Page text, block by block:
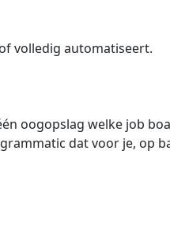
volledig automatiseert.
oogopslag welke job
dat voor je, op